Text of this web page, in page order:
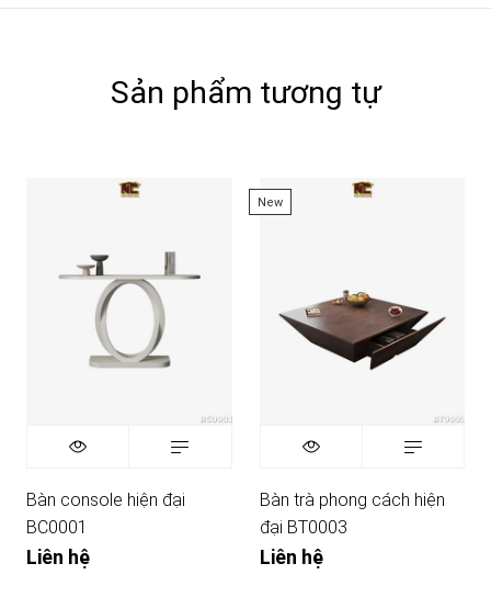
Sản phẩm tương tự
Bàn console hiện đại
BC0001
Liên hệ
New
Bàn trà phong cách hiện
đại BT0003
Liên hệ